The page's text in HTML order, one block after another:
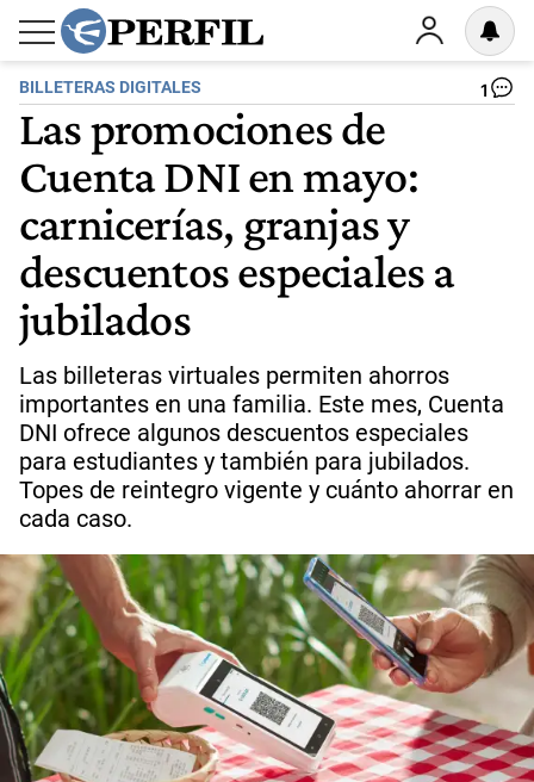
BILLETERAS DIGITALES 1
Las promociones de
Cuenta DNI en mayo:
carnicerías, granjas y
descuentos especiales a
jubilados
Las billeteras virtuales permiten ahorros
importantes en una familia. Este mes, Cuenta
DNI ofrece algunos descuentos especiales
para estudiantes y también para jubilados.
Topes de reintegro vigente y cuánto ahorrar en
cada caso.